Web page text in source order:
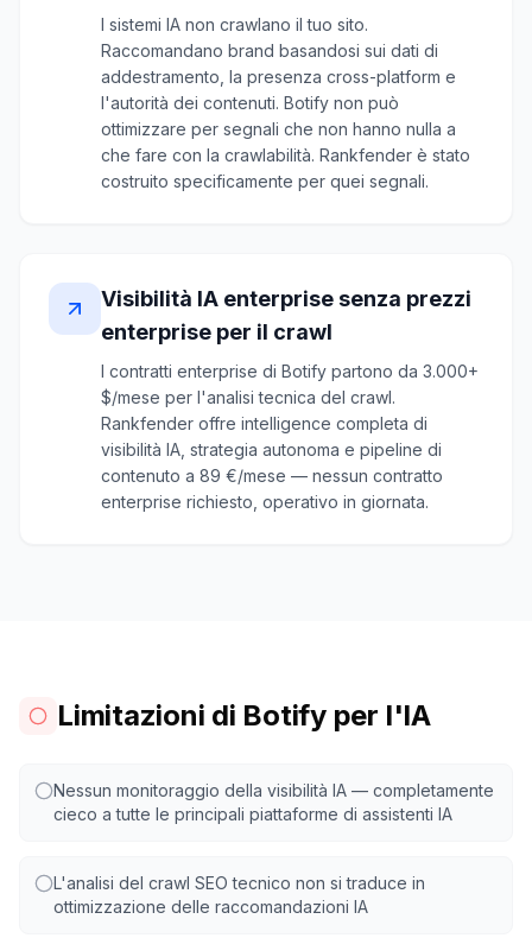
I sistemi IA non crawlano il tuo sito.
Raccomandano brand basandosi sui dati di
addestramento, la presenza cross-platform e
l'autorità dei contenuti. Botify non può
ottimizzare per segnali che non hanno nulla a
che fare con la crawlabilità. Rankfender è stato
costruito specificamente per quei segnali.
Visibilità IA enterprise senza prezzi
enterprise per il crawl
I contratti enterprise di Botify partono da 3.000+
$/mese per l'analisi tecnica del crawl.
Rankfender offre intelligence completa di
visibilità IA, strategia autonoma e pipeline di
contenuto a 89 €/mese — nessun contratto
enterprise richiesto, operativo in giornata.
Limitazioni di Botify per l'IA
Nessun monitoraggio della visibilità IA — completamente
cieco a tutte le principali piattaforme di assistenti IA
L'analisi del crawl SEO tecnico non si traduce in
ottimizzazione delle raccomandazioni IA